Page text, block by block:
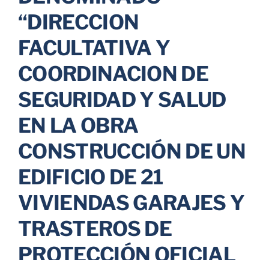
Bonificaciones
Parkings
Promociones
“DIRECCION
FACULTATIVA Y
COORDINACION DE
SEGURIDAD Y SALUD
EN LA OBRA
CONSTRUCCIÓN DE UN
EDIFICIO DE 21
VIVIENDAS GARAJES Y
TRASTEROS DE
PROTECCIÓN OFICIAL